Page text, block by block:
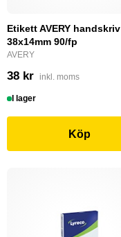
Etikett AVERY handskriv
38x14mm 90/fp
AVERY
38 kr inkl. moms
I lager
Köp